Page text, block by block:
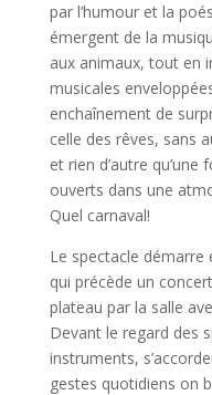
par l’humour et la
émergent de la
aux animaux, tout en
musicales
enchaînement de
celle des rêves, sans
et rien d’autre qu’une
ouverts dans une
Quel carnaval!
Le spectacle démarre
qui précède un
plateau par la salle
Devant le regard des
instruments,
gestes quotidiens on